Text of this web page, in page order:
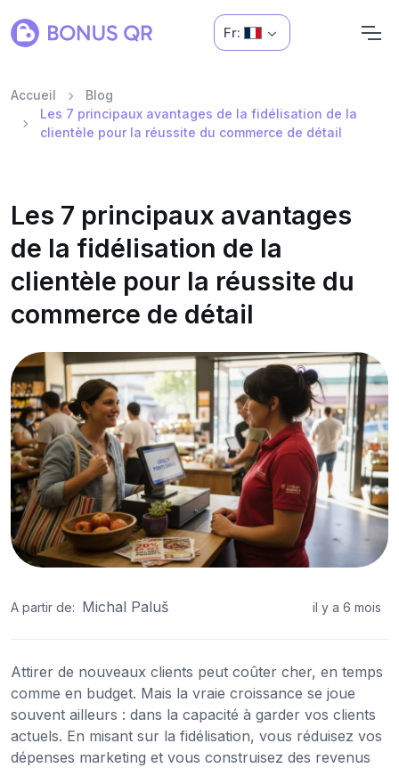
Fr:
Accueil
Blog
Les 7 principaux avantages de la fidélisation de la
clientèle pour la réussite du commerce de détail
Les 7 principaux avantages
de la fidélisation de la
clientèle pour la réussite du
commerce de détail
A partir de: Michal Paluš il y a 6 mois
Attirer de nouveaux clients peut coûter cher, en temps
comme en budget. Mais la vraie croissance se joue
souvent ailleurs : dans la capacité à garder vos clients
actuels. En misant sur la fidélisation, vous réduisez vos
dépenses marketing et vous construisez des revenus